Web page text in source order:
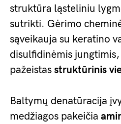
struktūra ląsteliniu
sutrikti. Gėrimo
sąveikauja su keratino
disulfidinėmis
pažeistas struktūrinis
Baltymų denatūracija
medžiagos pakeičia